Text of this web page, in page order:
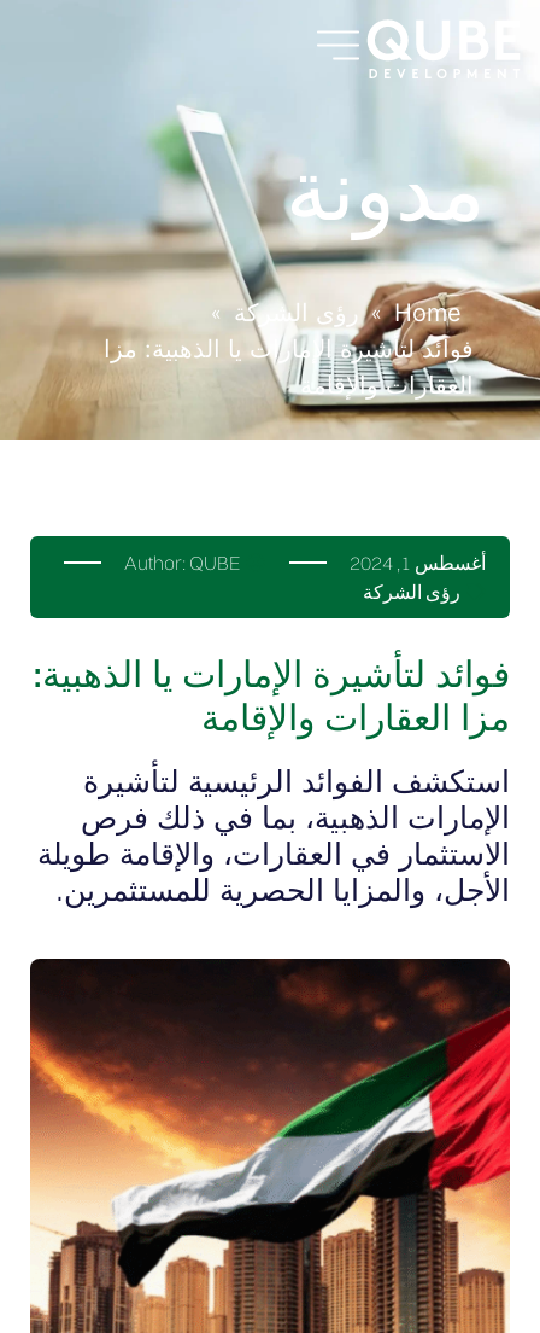
مدونة
Home
» رؤى الشركة »
فوائد لتأشيرة الإمارات يا الذهبية: مزا
العقارات والإقامة
أغسطس 1, 2024 Author: QUBE
رؤى الشركة
فوائد لتأشيرة الإمارات يا الذهبية:
مزا العقارات والإقامة
استكشف الفوائد الرئيسية لتأشيرة
الإمارات الذهبية، بما في ذلك فرص
الاستثمار في العقارات، والإقامة طويلة
الأجل، والمزايا الحصرية للمستثمرين.